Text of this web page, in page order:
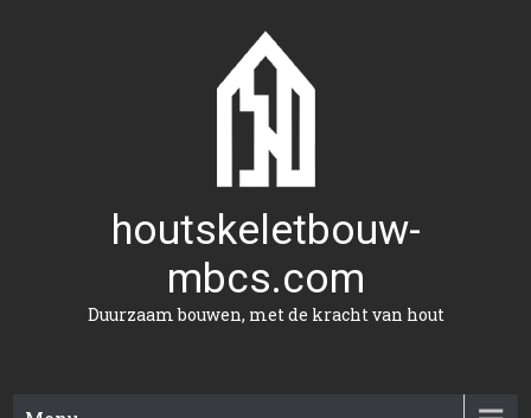
houtskeletbouw-
mbcs.com
Duurzaam bouwen, met de kracht van hout